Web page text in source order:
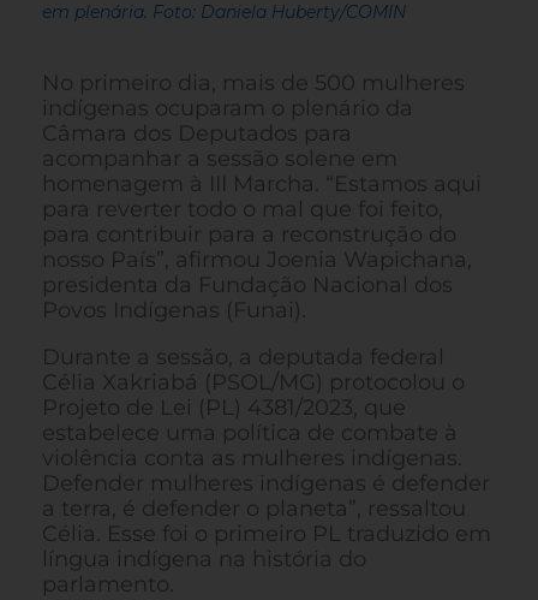
em plenária. Foto: Daniela Huberty/COMIN
No primeiro dia, mais de 500 mulheres
indígenas ocuparam o plenário da
Câmara dos Deputados para
acompanhar a sessão solene em
homenagem à III Marcha. “Estamos aqui
para reverter todo o mal que foi feito,
para contribuir para a reconstrução do
nosso País”, afirmou Joenia Wapichana,
presidenta da Fundação Nacional dos
Povos Indígenas (Funai).
Durante a sessão, a deputada federal
Célia Xakriabá (PSOL/MG) protocolou o
Projeto de Lei (PL) 4381/2023, que
estabelece uma política de combate à
violência conta as mulheres indígenas.
Defender mulheres indígenas é defender
a terra, é defender o planeta”, ressaltou
Célia. Esse foi o primeiro PL traduzido em
língua indígena na história do
parlamento.